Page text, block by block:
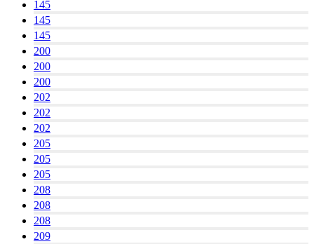
145
145
145
200
200
200
202
202
202
205
205
205
208
208
208
209